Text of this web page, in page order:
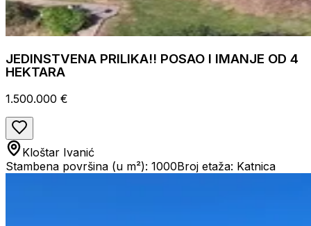
JEDINSTVENA PRILIKA!! POSAO I IMANJE OD 4
HEKTARA
1.500.000 €
Kloštar Ivanić
Stambena površina (u m²): 1000Broj etaža: Katnica